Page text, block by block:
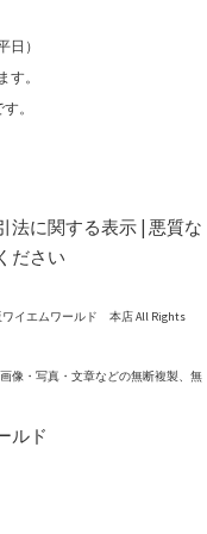
日）
。
。
法に関する表示 | 悪質な
ださい
ワイエムワールド 本店 All Rights
像・写真・文章などの無断複製、無
ルド